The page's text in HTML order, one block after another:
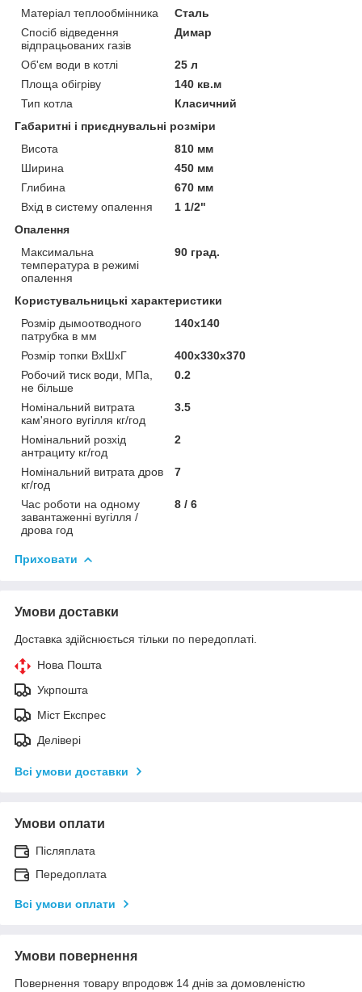
Матеріал теплообмінника
Сталь
Спосіб відведення
відпрацьованих газів
Димар
Об'єм води в котлі
25 л
Площа обігріву
140 кв.м
Тип котла
Класичний
Габаритні і приєднувальні розміри
Висота
810 мм
Ширина
450 мм
Глибина
670 мм
Вхід в систему опалення
1 1/2"
Опалення
Максимальна
температура в режимі
опалення
90 град.
Користувальницькі характеристики
Розмір дымоотводного
патрубка в мм
140х140
Розмір топки ВхШхГ
400х330х370
Робочий тиск води, МПа,
не більше
0.2
Номінальний витрата
кам'яного вугілля кг/год
3.5
Номінальний розхід
антрациту кг/год
2
Номінальний витрата дров
кг/год
7
Час роботи на одному
завантаженні вугілля /
дрова год
8 / 6
Приховати
Умови доставки
Доставка здійснюється тільки по передоплаті.
Нова Пошта
Укрпошта
Міст Експрес
Делівері
Всі умови доставки
Умови оплати
Післяплата
Передоплата
Всі умови оплати
Умови повернення
Повернення товару впродовж 14 днів за домовленістю